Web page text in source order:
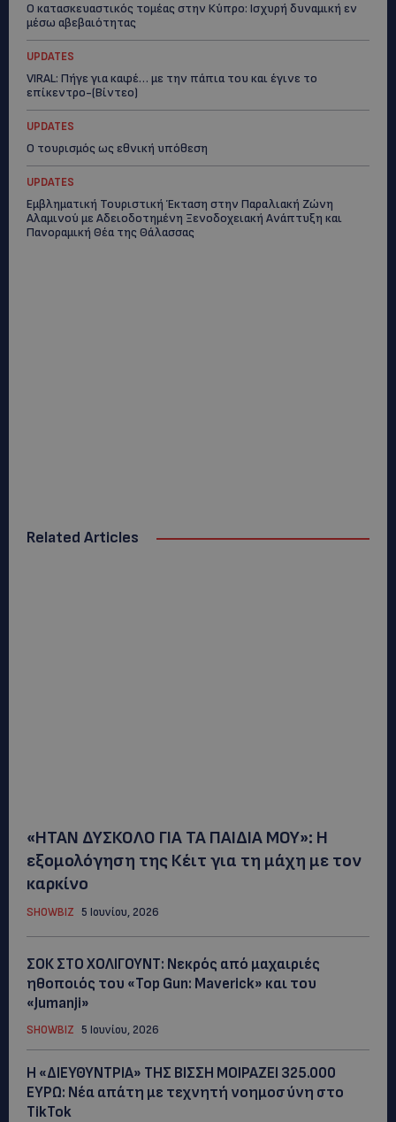
Ο κατασκευαστικός τομέας στην Κύπρο: Ισχυρή δυναμική εν
μέσω αβεβαιότητας
UPDATES
VIRAL: Πήγε για καφέ… με την πάπια του και έγινε το
επίκεντρο-(Βίντεο)
UPDATES
Ο τουρισμός ως εθνική υπόθεση
UPDATES
Εμβληματική Τουριστική Έκταση στην Παραλιακή Ζώνη
Αλαμινού με Αδειοδοτημένη Ξενοδοχειακή Ανάπτυξη και
Πανοραμική Θέα της Θάλασσας
Related Articles
«ΗΤΑΝ ΔΥΣΚΟΛΟ ΓΙΑ ΤΑ ΠΑΙΔΙΑ ΜΟΥ»: Η
εξομολόγηση της Κέιτ για τη μάχη με τον
καρκίνο
SHOWBIZ 5 Ιουνίου, 2026
ΣΟΚ ΣΤΟ ΧΟΛΙΓΟΥΝΤ: Νεκρός από μαχαιριές
ηθοποιός του «Top Gun: Maverick» και του
«Jumanji»
SHOWBIZ 5 Ιουνίου, 2026
Η «ΔΙΕΥΘΥΝΤΡΙΑ» ΤΗΣ ΒΙΣΣΗ ΜΟΙΡΑΖΕΙ 325.000
ΕΥΡΩ: Νέα απάτη με τεχνητή νοημοσύνη στο
TikTok